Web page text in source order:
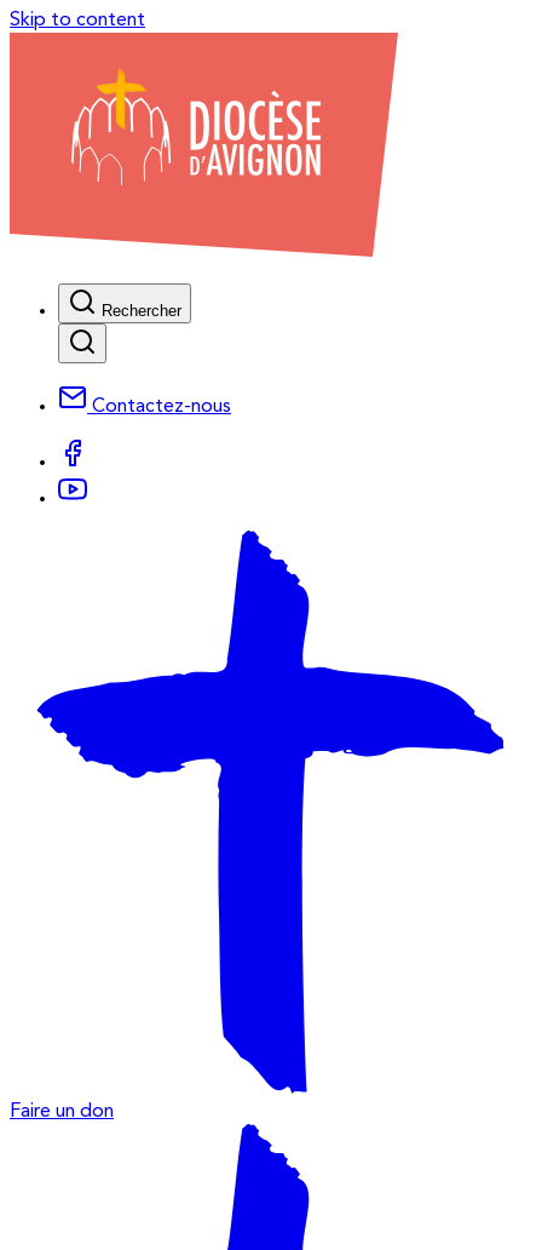
Skip to content
Rechercher
Contactez-nous
Faire un don